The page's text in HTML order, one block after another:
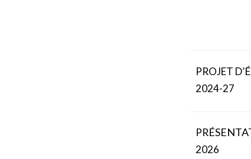
PROJET D’É
2024-27
PRÉ
2026